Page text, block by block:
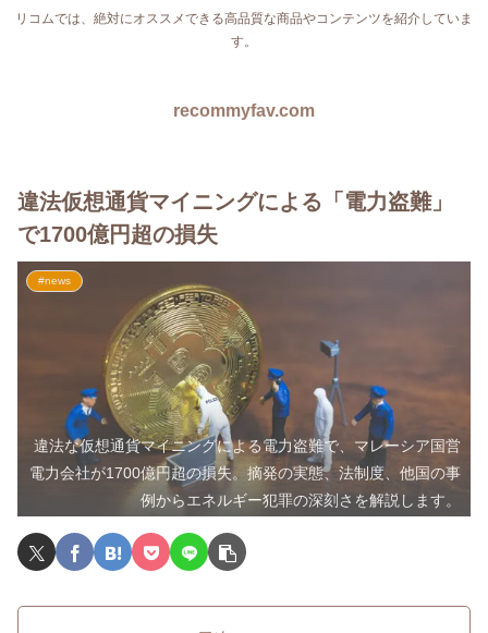
リコムでは、絶対にオススメできる高品質な商品やコンテンツを紹介していま
す。
recommyfav.com
違法仮想通貨マイニングによる「電力盗難」
で1700億円超の損失
#news
違法な仮想通貨マイニングによる電力盗難で、マレーシア国営
電力会社が1700億円超の損失。摘発の実態、法制度、他国の事
例からエネルギー犯罪の深刻さを解説します。